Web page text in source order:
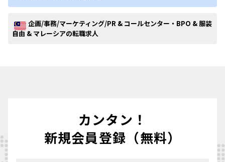
企画/事務/マーケティング/PR & コールセンター・BPO & 服装
自由 & マレーシアの転職求人
カンタン！
新規会員登録（無料）